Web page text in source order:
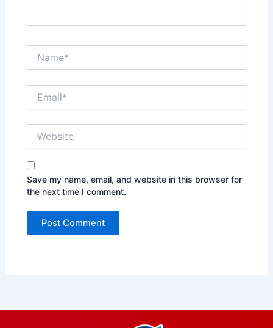
Save my name, email, and website in this browser for
the next time I comment.